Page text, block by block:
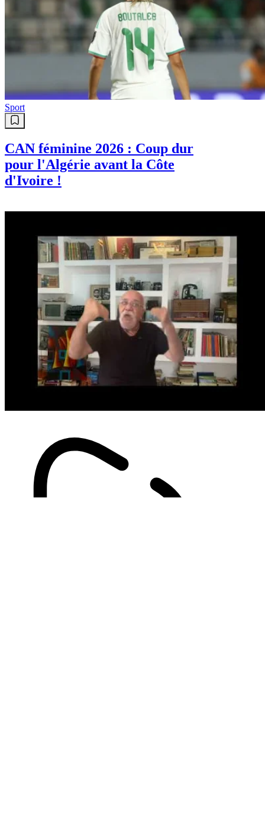
Sport
CAN féminine 2026 : Coup dur
pour l'Algérie avant la Côte
d'Ivoire !